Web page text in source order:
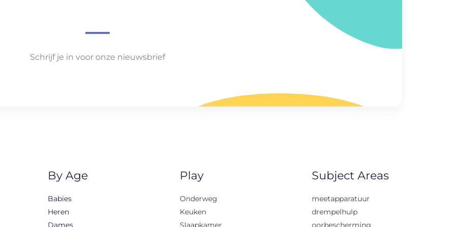
Schrijf je in voor onze nieuwsbrief
By Age
Babies
Heren
Dames
Play
Onderweg
Keuken
Slaapkamer
Subject Areas
meetapparatuur
drempelhulp
oorbescherming